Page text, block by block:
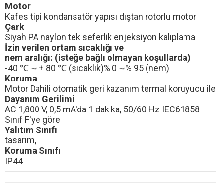
Motor
Kafes tipi kondansatör yapısı dıştan rotorlu motor
Çark
Siyah PA naylon tek seferlik enjeksiyon kalıplama
İzin verilen ortam sıcaklığı ve
nem aralığı: (isteğe bağlı olmayan koşullarda)
-40 ℃ ~ + 80 ℃ (sıcaklık)% 0 ~% 95 (nem)
Koruma
Motor Dahili otomatik geri kazanım termal koruyucu ile
Dayanım Gerilimi
AC 1,800 V, 0,5 mA'da 1 dakika, 50/60 Hz IEC61858
Sınıf F'ye göre
Yalıtım Sınıfı
tasarım,
Koruma Sınıfı
IP44